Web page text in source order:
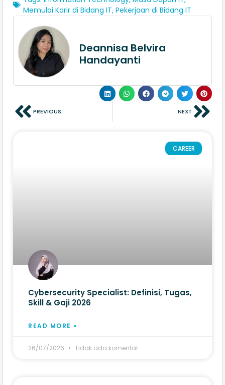
Memulai Karir di Bidang IT, Pekerjaan di Bidang IT
Deannisa Belvira
Handayanti
PREVIOUS NEXT
CAREER
Cybersecurity Specialist: Definisi, Tugas,
Skill & Gaji 2026
READ MORE »
26/07/2026 Tidak ada komentar